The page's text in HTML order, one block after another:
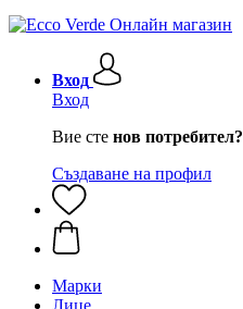
Вход
Вход
Вие сте нов потребител?
Създаване на профил
Марки
Лице